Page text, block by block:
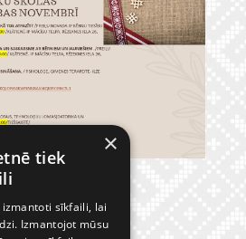
×
tiek
sīkfaili, lai
Izmantojot mūsu